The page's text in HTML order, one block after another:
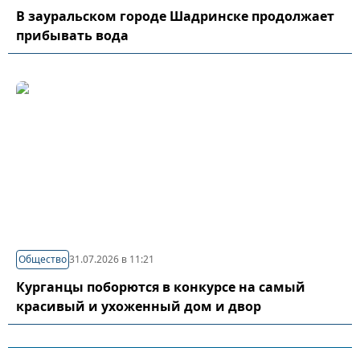
В зауральском городе Шадринске продолжает
прибывать вода
Общество31.07.2026 в 11:21
Курганцы поборются в конкурсе на самый
красивый и ухоженный дом и двор